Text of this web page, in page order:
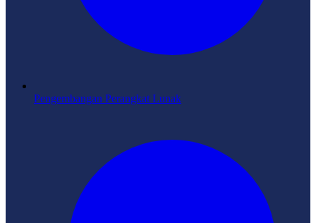
Pengembangan Perangkat Lunak